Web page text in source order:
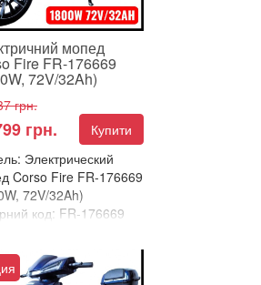
мопед
Fire FR-176669
72V/32Ah)
грн.
грн.
Купити
Электрический
Corso Fire FR-176669
72V/32Ah)
код: FR-176669